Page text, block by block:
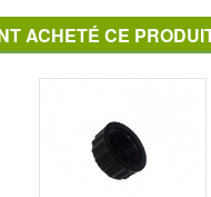
ACHETÉ CE